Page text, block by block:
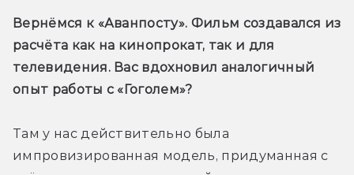
Вернёмся к «Аванпосту». Фильм создавался из
расчёта как на кинопрокат, так и для
телевидения. Вас вдохновил аналогичный
опыт работы с «Гоголем»?
Там у нас действительно была
импровизированная модель, придуманная с